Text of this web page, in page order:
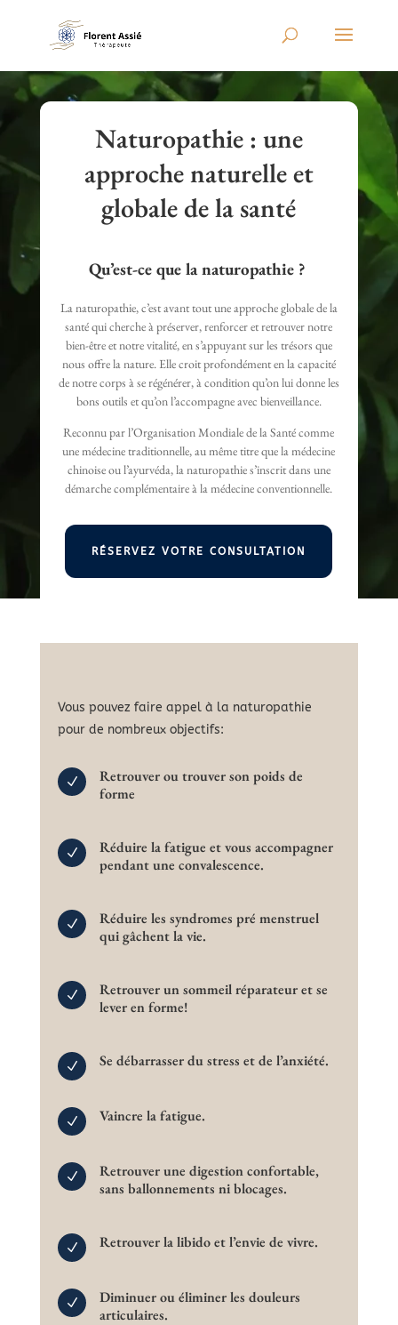
Naturopathie : une
approche naturelle et
globale de la santé
Qu’est-ce que la naturopathie ?
La naturopathie, c’est avant tout une approche globale de la
santé qui cherche à préserver, renforcer et retrouver notre
bien-être et notre vitalité, en s’appuyant sur les trésors que
nous offre la nature. Elle croit profondément en la capacité
de notre corps à se régénérer, à condition qu’on lui donne les
bons outils et qu’on l’accompagne avec bienveillance.
Reconnu par l’Organisation Mondiale de la Santé comme
une médecine traditionnelle, au même titre que la médecine
chinoise ou l’ayurvéda, la naturopathie s’inscrit dans une
démarche complémentaire à la médecine conventionnelle.
RÉSERVEZ VOTRE CONSULTATION
Vous pouvez faire appel à la naturopathie
pour de nombreux objectifs:
N
Retrouver ou trouver son poids de
forme
N
Réduire la fatigue et vous accompagner
pendant une convalescence.
N
Réduire les syndromes pré menstruel
qui gâchent la vie.
N
Retrouver un sommeil réparateur et se
lever en forme!
N Se débarrasser du stress et de l’anxiété.
N Vaincre la fatigue.
N
Retrouver une digestion confortable,
sans ballonnements ni blocages.
N Retrouver la libido et l’envie de vivre.
N
Diminuer ou éliminer les douleurs
articulaires.